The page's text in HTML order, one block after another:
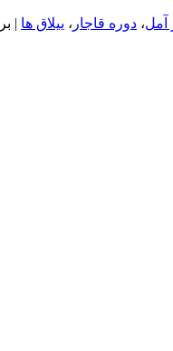
آمل، دوره قاجار ، ییلاق ها |